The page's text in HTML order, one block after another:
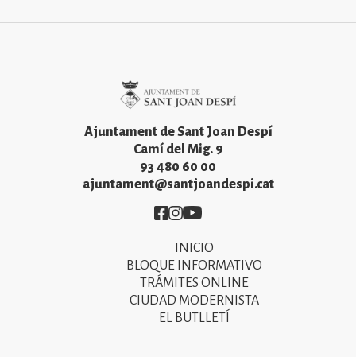
Ajuntament de Sant Joan Despí
Camí del Mig. 9
93 480 60 00
ajuntament@santjoandespi.cat
Imatge
Imatge
Imatge
INICIO
BLOQUE INFORMATIVO
TRÁMITES ONLINE
CIUDAD MODERNISTA
EL BUTLLETÍ